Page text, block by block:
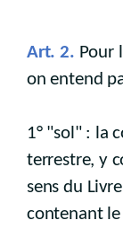
Art. 2. Pour
on entend
1° "sol" : la
terrestre, y
sens du
contenant le